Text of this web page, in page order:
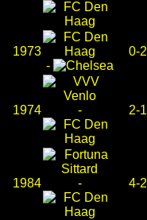
1973
-
0-2
1974 - 2-1
1984 - 4-2